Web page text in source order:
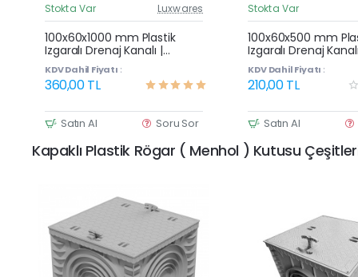
Güncel Fiyat
Çok Satan
Stokta Var Luxwares
100x60x1000 mm Plastik
Izgaralı Drenaj Kanalı |
Yağmur Suyu ve Havuz
Kenarı Oluğu
KDV Dahil Fiyatı :
360,00 TL
Satın Al Soru Sor
Stokta Var
100x60x500 mm
Izgaralı Drenaj
Yağmur Suyu ve
Kenarı Oluğu
KDV Dahil Fiyatı :
210,00 TL
Satın Al
Kapaklı Plastik Rögar ( Menhol ) Kutusu